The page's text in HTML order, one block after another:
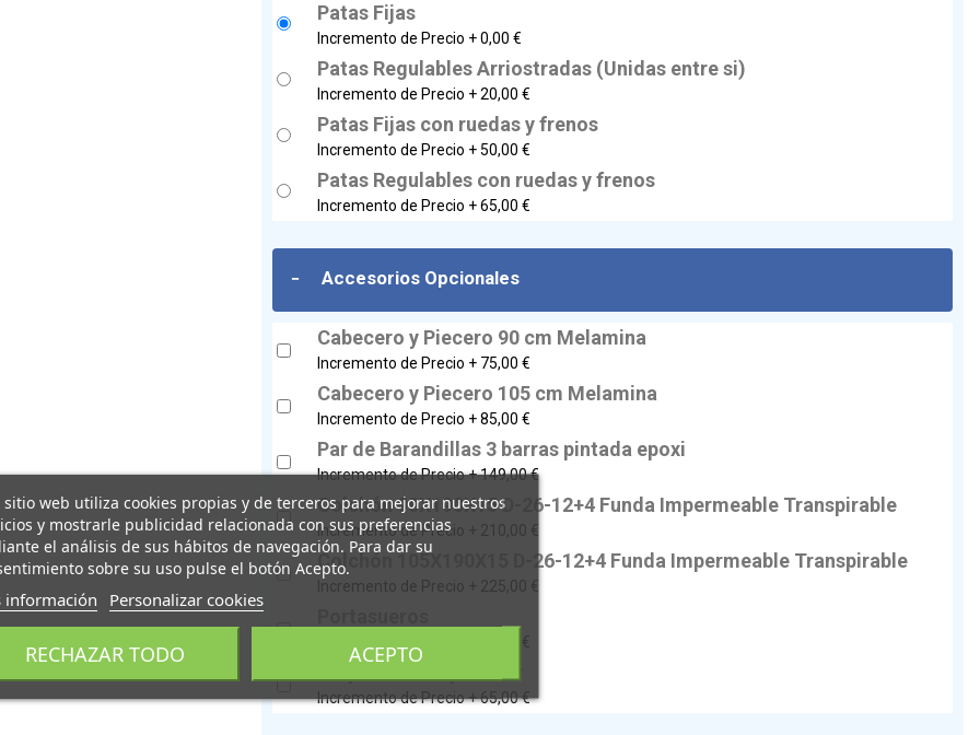
Patas Fijas
Incremento de Precio +0,00 €
Patas Regulables Arriostradas (Unidas entre si)
Incremento de Precio +20,00 €
Patas Fijas con ruedas y frenos
Incremento de Precio +50,00 €
Patas Regulables con ruedas y frenos
Incremento de Precio +65,00 €
- Accesorios Opcionales
Cabecero y Piecero 90 cm Melamina
Incremento de Precio + 75,00 €
Cabecero y Piecero 105 cm Melamina
Incremento de Precio +85,00 €
Par de Barandillas 3 barras pintada epoxi
Incremento de Precio +149,00 €
Colchón 90X190X15 D-26-12+4 Funda Impermeable Transpirable
Incremento de Precio + 210,00 €
Colchón 105X190X15 D-26-12+4 Funda Impermeable Transpirable
Incremento de Precio + 225,00 €
45,00 €
Incremento de Precio +65,00 €
sitio web utiliza cookies propias y de terceros para mejorar nuestros
y mostrarle publicidad relacionada con sus preferencias
el análisis de sus hábitos de navegación. Para dar su
sobre su uso pulse el botón Acepto.
información Personalizar cookies
RECHAZAR TODO ACEPTO